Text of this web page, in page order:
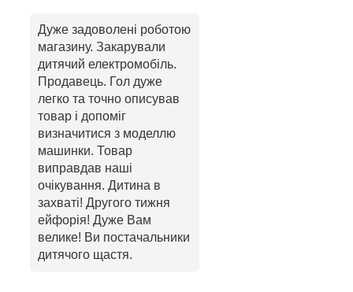
Дуже задоволені роботою
магазину. Закарували
дитячий електромобіль.
Продавець. Гол дуже
легко та точно описував
товар і допоміг
визначитися з моделлю
машинки. Товар
виправдав наші
очікування. Дитина в
захваті! Другого тижня
ейфорія! Дуже Вам
велике! Ви постачальники
дитячого щастя.